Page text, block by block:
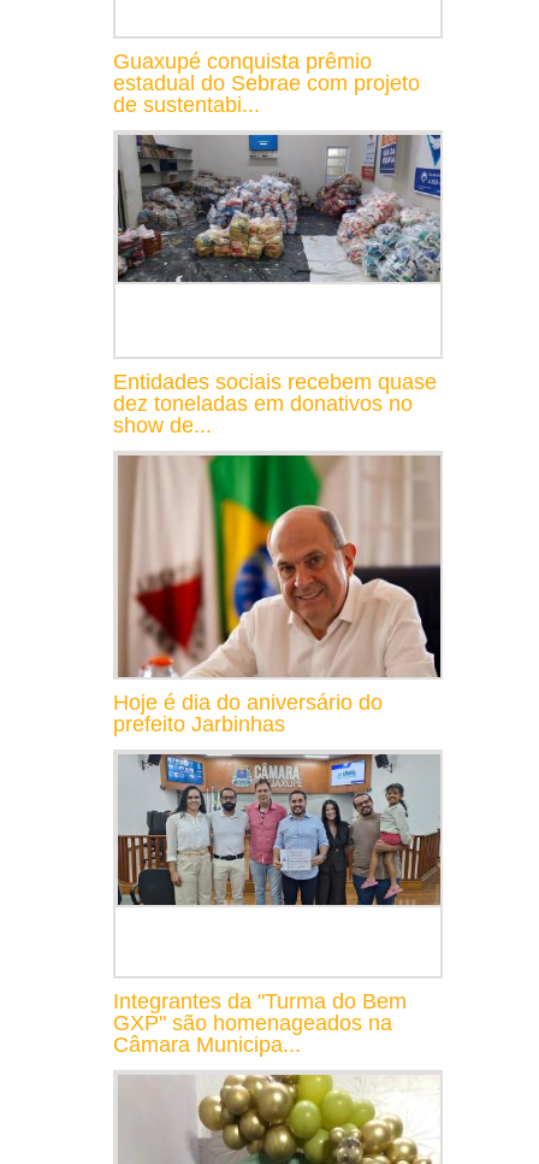
Guaxupé conquista prêmio
estadual do Sebrae com projeto
de sustentabi...
Entidades sociais recebem quase
dez toneladas em donativos no
show de...
Hoje é dia do aniversário do
prefeito Jarbinhas
Integrantes da "Turma do Bem
GXP" são homenageados na
Câmara Municipa...